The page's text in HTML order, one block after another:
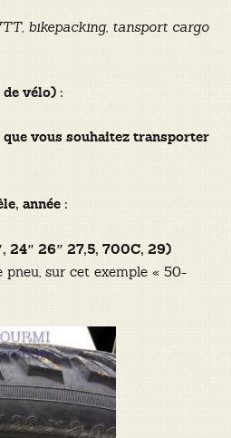
bikepacking, tansport cargo
vélo) :
que vous souhaitez transporter
année :
24″ 26″ 27,5, 700C, 29)
pneu, sur cet exemple « 50-